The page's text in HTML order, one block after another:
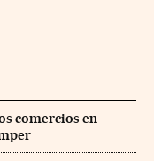
comercios en